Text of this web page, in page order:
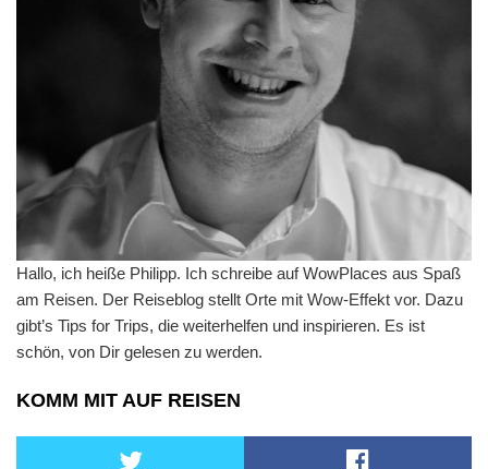
Hallo, ich heiße Philipp. Ich schreibe auf WowPlaces aus Spaß
am Reisen. Der Reiseblog stellt Orte mit Wow-Effekt vor. Dazu
gibt’s Tips for Trips, die weiterhelfen und inspirieren. Es ist
schön, von Dir gelesen zu werden.
KOMM MIT AUF REISEN